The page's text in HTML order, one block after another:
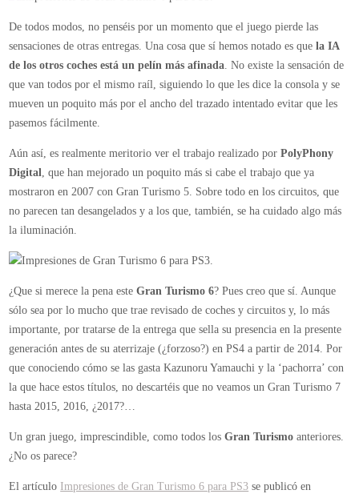
De todos modos, no penséis por un momento que el juego pierde las
sensaciones de otras entregas. Una cosa que sí hemos notado es quela IA
de los otros coches está un pelín más afinada. No existe la sensación de
que van todos por el mismo raíl, siguiendo lo que les dice la consola y se
mueven un poquito más por el ancho del trazado intentado evitar que les
pasemos fácilmente.
Aún así, es realmente meritorio ver el trabajo realizado porPolyPhony
Digital, que han mejorado un poquito más si cabe el trabajo que ya
mostraron en 2007 con Gran Turismo 5. Sobre todo en los circuitos, que
no parecen tan desangelados y a los que, también, se ha cuidado algo más
la iluminación.
¿Que si merece la pena esteGran Turismo 6? Pues creo que sí. Aunque
sólo sea por lo mucho que trae revisado de coches y circuitos y, lo más
importante, por tratarse de la entrega que sella su presencia en la presente
generación antes de su aterrizaje (¿forzoso?) en PS4 a partir de 2014. Por
que conociendo cómo se las gasta Kazunoru Yamauchi y la ‘pachorra’ con
la que hace estos títulos, no descartéis que no veamos un Gran Turismo 7
hasta 2015, 2016, ¿2017?…
Un gran juego, imprescindible, como todos losGran Turismo anteriores.
¿No os parece?
El artículo Impresiones de Gran Turismo 6 para PS3 se publicó en